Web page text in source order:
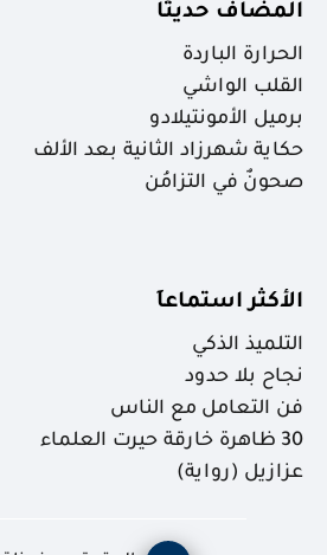
المضاف حديثا
الحرارة الباردة
القلب الواشي
برميل الأمونتيلادو
حكاية شهرزاد الثانية بعد الألف
صحونٌ في التزامُن
الأكثر استماعاَ
التلميذ الذكي
نجاح بلا حدود
فن التعامل مع الناس
30 ظاهرة خارقة حيرت العلماء
عزازيل (رواية)